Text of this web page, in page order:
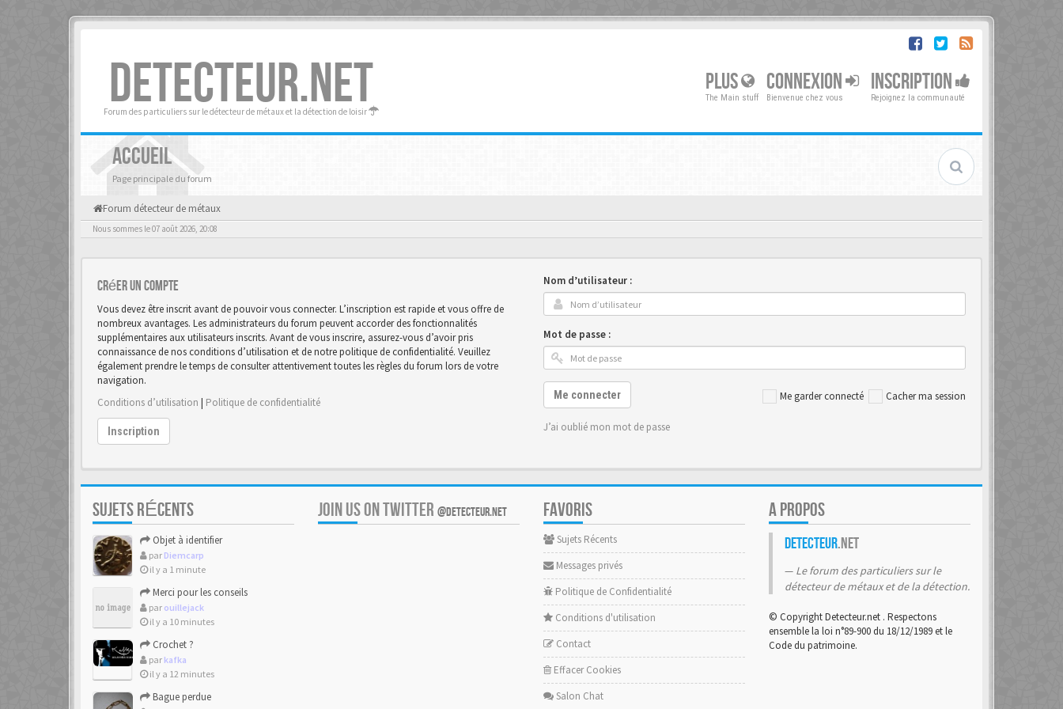
DETECTEUR.NET
Forum des particuliers sur le détecteur de métaux et la détection de loisir
PLUS
The Main stuff
CONNEXION
Bienvenue chez vous
INSCRIPTION
Rejoignez la communauté
ACCUEIL
Page principale du forum
Forum détecteur de métaux
Nous sommes le 07 août 2026, 20:08
Créer un Compte
Vous devez être inscrit avant de pouvoir vous connecter. L’inscription est rapide et vous offre de
nombreux avantages. Les administrateurs du forum peuvent accorder des fonctionnalités
supplémentaires aux utilisateurs inscrits. Avant de vous inscrire, assurez-vous d’avoir pris
connaissance de nos conditions d’utilisation et de notre politique de confidentialité. Veuillez
également prendre le temps de consulter attentivement toutes les règles du forum lors de votre
navigation.
Conditions d’utilisation | Politique de confidentialité
Inscription
Nom d’utilisateur :
Mot de passe :
Me garder connecté Cacher ma session
Me connecter
J’ai oublié mon mot de passe
SUJETS RÉCENTS
Objet à identifier
par Diemcarp
il y a 1 minute
Merci pour les conseils
par ouillejack
il y a 10 minutes
Crochet ?
par kafka
il y a 12 minutes
Bague perdue
JOIN US ON TWITTER @DETECTEUR.NET FAVORIS
Sujets Récents
Messages privés
Politique de Confidentialité
Conditions d'utilisation
Contact
Effacer Cookies
Salon Chat
A PROPOS
Detecteur.net
Le forum des particuliers sur le
détecteur de métaux et de la détection.
© Copyright Detecteur.net . Respectons
ensemble la loi n°89-900 du 18/12/1989 et le
Code du patrimoine.